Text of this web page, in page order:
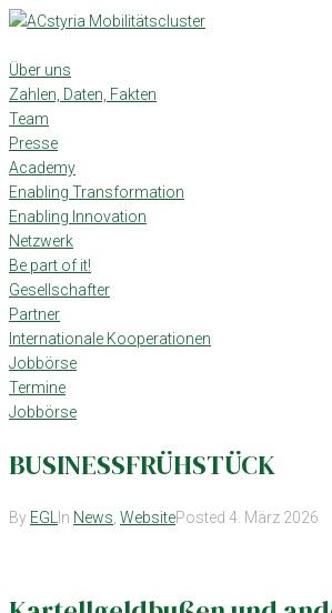
Skip
content
Über uns
Zahlen, Daten, Fakten
Team
Presse
Academy
Enabling Transformation
Enabling Innovation
Netzwerk
Be part of it!
Gesellschafter
Partner
Internationale Kooperationen
Jobbörse
Termine
Jobbörse
BUSINESSFRÜHSTÜCK
By EGL In News WebsitePosted 4. März 2026